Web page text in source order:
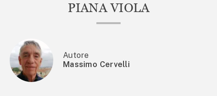
PIANA VIOLA
Autore
Massimo Cervelli